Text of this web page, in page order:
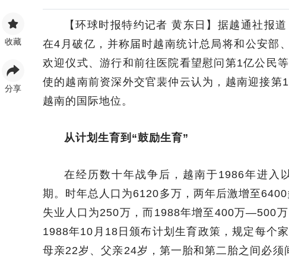
收藏
分享
【环球时报特约记者 黄东日】据越通社报
在4月破亿，并称届时越南统计总局将和公安部
欢迎仪式、游行和前往医院看望慰问第1亿公民
使的越南前资深外交官裴仲云认为，越南迎接
越南的国际地位。
从计划生育到“鼓励生育”
在经历数十年战争后，越南于1986年进入
期。时年总人口为6120多万，两年后激增至
失业人口为250万，而1988年增至400万—500
1988年10月18日颁布计划生育政策，规定每个
母亲22岁、父亲24岁，第一胎和第二胎之间必须